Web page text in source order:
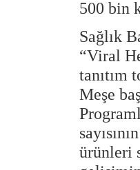
500 bin
Sağlık
“Viral
tanıtım
Meşe
ürünleri